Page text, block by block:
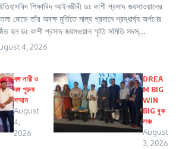
শিক্ষাবিদ আইনজীবী ডঃ কাশী প্রসাদ জয়সাওয়ালের
মোড়ে তাঁর অবক্ষ মূর্তিতে মাল্য প্রদানে শ্রদ্ধার্ঘ্য অর্পণের
হল ডঃ কাশী প্রসাদ জয়সওয়াল স্মৃতি সমিতি সদস্...
4, 2026
বঙ্গ নারী ও
বঙ্গ পুরুষ
সম্মান
August
4,
2026
DREA
M BIG
WIN
BIG বুক
লঞ্চ
August
3, 2026